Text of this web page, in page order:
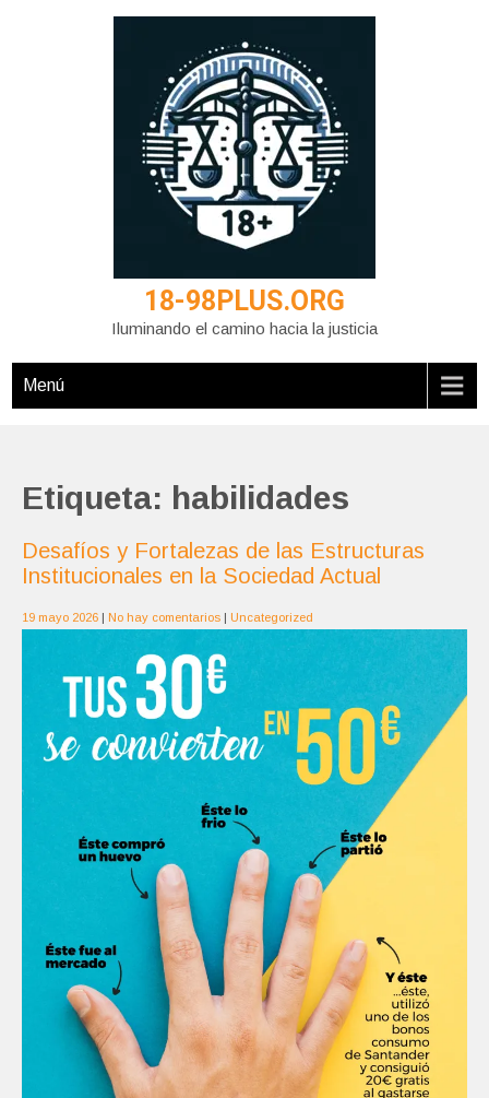
18-98PLUS.ORG
Iluminando el camino hacia la justicia
Menú
Etiqueta: habilidades
Desafíos y Fortalezas de las Estructuras
Institucionales en la Sociedad Actual
19 mayo 2026 | No hay comentarios | Uncategorized